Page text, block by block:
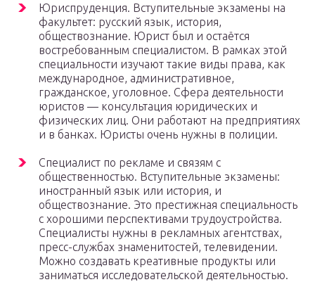
Юриспруденция. Вступительные экзамены на
факультет: русский язык, история,
обществознание. Юрист был и остаётся
востребованным специалистом. В рамках этой
специальности изучают такие виды права, как
международное, административное,
гражданское, уголовное. Сфера деятельности
юристов — консультация юридических и
физических лиц. Они работают на предприятиях
и в банках. Юристы очень нужны в полиции.
Специалист по рекламе и связям с
общественностью. Вступительные экзамены:
иностранный язык или история, и
обществознание. Это престижная специальность
с хорошими перспективами трудоустройства.
Специалисты нужны в рекламных агентствах,
пресс-службах знаменитостей, телевидении.
Можно создавать креативные продукты или
заниматься исследовательской деятельностью.